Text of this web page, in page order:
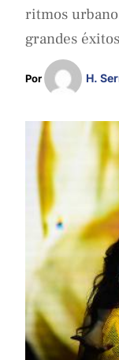
ritmos
grandes
Por H.